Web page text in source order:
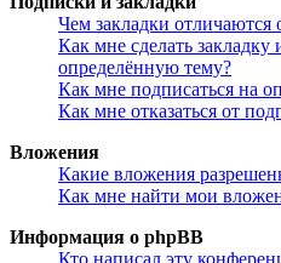
Чем закладки отличаются
Как мне сделать закладку
определённую тему?
Как мне подписаться на
Как мне отказаться от
Вложения
Какие вложения
Как мне найти мои
Информация о phpBB